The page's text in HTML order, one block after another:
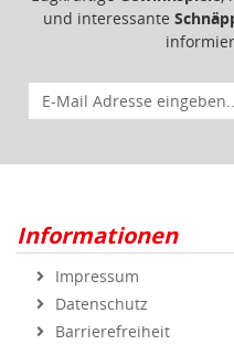
und interessante
E-Mail für
Informationen
Impressum
Datenschutz
Barrierefreiheit